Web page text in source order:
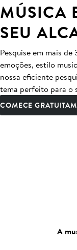
MÚSICA
SEU
Pesquise em mais
emoções, estilo
nossa eficiente
tema perfeito para o
COMECE
A